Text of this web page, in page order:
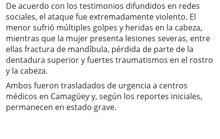
De acuerdo con los testimonios difundidos en redes
sociales, el ataque fue extremadamente violento. El
menor sufrió múltiples golpes y heridas en la cabeza,
mientras que la mujer presenta lesiones severas, entre
ellas fractura de mandíbula, pérdida de parte de la
dentadura superior y fuertes traumatismos en el rostro
y la cabeza.
Ambos fueron trasladados de urgencia a centros
médicos en Camagüey y, según los reportes iniciales,
permanecen en estado grave.